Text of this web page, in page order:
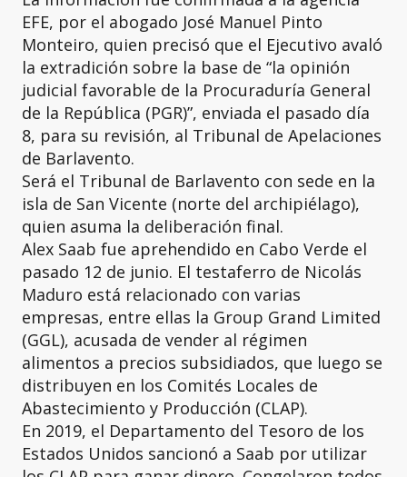
EFE, por el abogado José Manuel Pinto
Monteiro, quien precisó que el Ejecutivo avaló
la extradición sobre la base de “la opinión
judicial favorable de la Procuraduría General
de la República (PGR)”, enviada el pasado día
8, para su revisión, al Tribunal de Apelaciones
de Barlavento.
Será el Tribunal de Barlavento con sede en la
isla de San Vicente (norte del archipiélago),
quien asuma la deliberación final.
Alex Saab fue aprehendido en Cabo Verde el
pasado 12 de junio. El testaferro de Nicolás
Maduro está relacionado con varias
empresas, entre ellas la Group Grand Limited
(GGL), acusada de vender al régimen
alimentos a precios subsidiados, que luego se
distribuyen en los Comités Locales de
Abastecimiento y Producción (CLAP).
En 2019, el Departamento del Tesoro de los
Estados Unidos sancionó a Saab por utilizar